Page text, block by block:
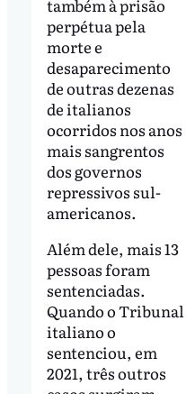
também à prisão
perpétua pela
morte e
desaparecimento
de outras dezenas
de italianos
ocorridos nos anos
mais sangrentos
dos governos
repressivos sul-
americanos.
Além dele, mais 13
pessoas foram
sentenciadas.
Quando o Tribunal
italiano o
sentenciou, em
2021, três outros